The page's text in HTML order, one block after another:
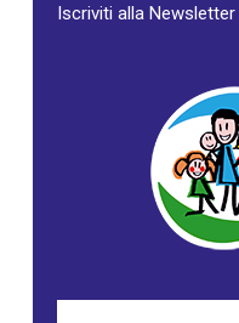
Iscriviti alla Newsletter